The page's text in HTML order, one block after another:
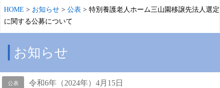
HOME > お知らせ > 公表 > 特別養護老人ホーム三山園移譲先法人選定
に関する公募について
お知らせ
公表 令和6年（2024年）4月15日